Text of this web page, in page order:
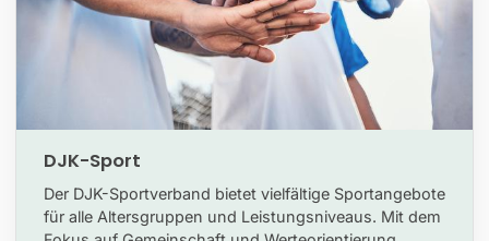
DJK-Sport
Der DJK-Sportverband bietet vielfältige Sportangebote
für alle Altersgruppen und Leistungsniveaus. Mit dem